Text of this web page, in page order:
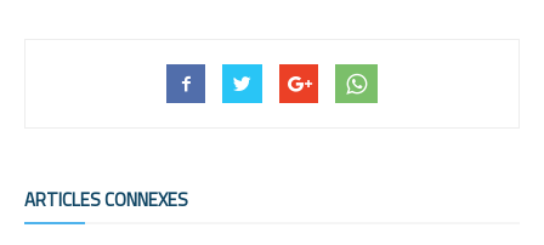
ARTICLES CONNEXES